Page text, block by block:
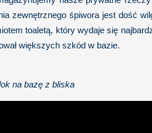
zewnętrznego śpiwora jest dość
toaletą, który wydaje się
większych szkód w bazie.
na bazę z bliska